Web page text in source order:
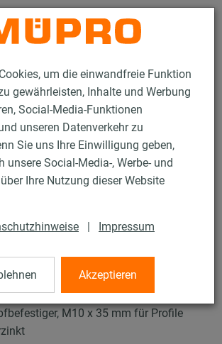
um die einwandfreie Funktion
gewährleisten, Inhalte und Werbung
Social-Media-Funktionen
unseren Datenverkehr zu
Sie uns Ihre Einwilligung geben,
unsere Social-Media-, Werbe- und
Ihre Nutzung dieser Website
| Impressum
Akzeptieren
Kontakt
Brandgeprüfte Befestigungen
MPC-Hammerkopfbefestiger 27/18 - 28/30
18 - 28/30
M10 x 35 mm für Profile